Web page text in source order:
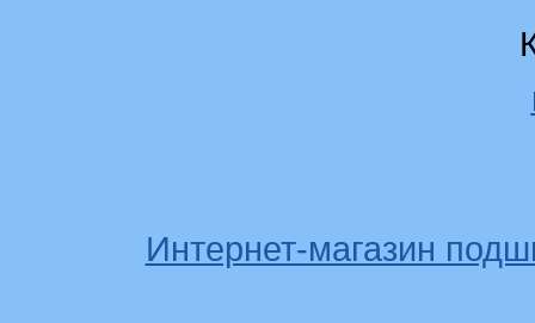
Интернет-магазин